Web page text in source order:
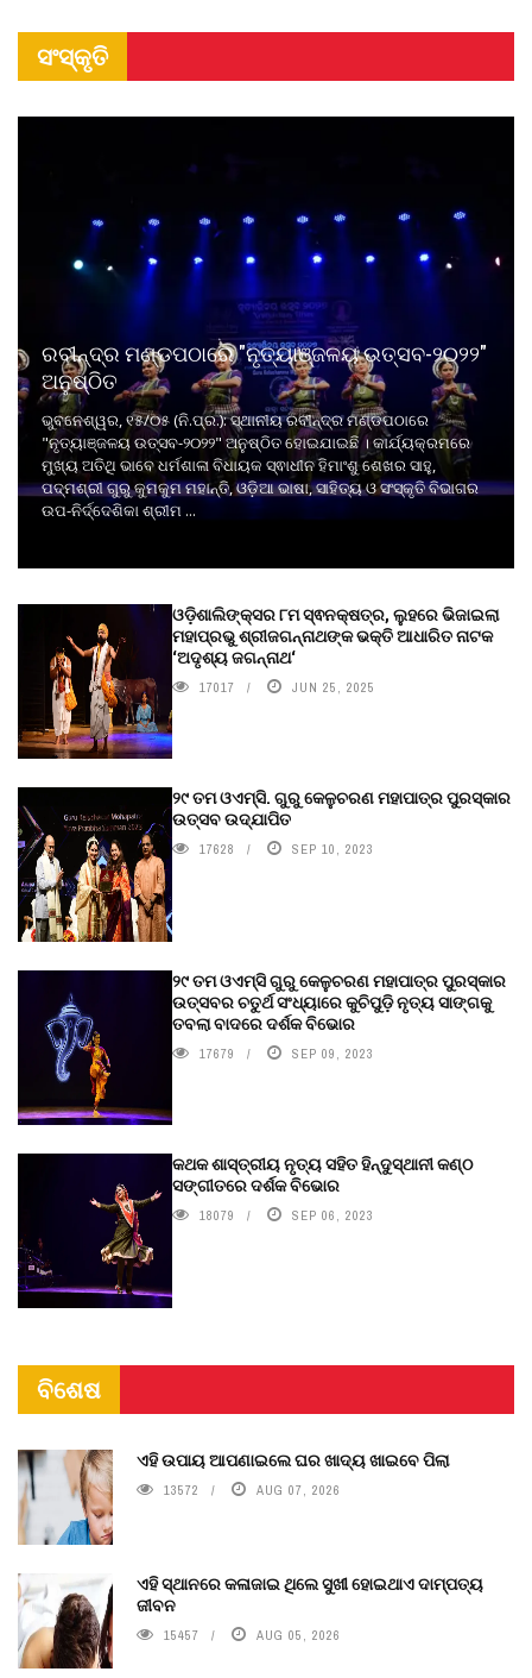
ସଂସ୍କୃତି
ରବୀନ୍ଦ୍ର ମଣ୍ଡପଠାରେ "ନୃତ୍ୟାଞ୍ଜଳୟ ଉତ୍ସବ-୨୦୨୨"
ଅନୁଷ୍ଠିତ
ଭୁବନେଶ୍ୱର, ୧୫/୦୫ (ନି.ପ୍ର.): ସ୍ଥାନୀୟ ରବୀନ୍ଦ୍ର ମଣ୍ଡପଠାରେ
"ନୃତ୍ୟାଞ୍ଜଳୟ ଉତ୍ସବ-୨୦୨୨" ଅନୁଷ୍ଠିତ ହୋଇଯାଇଛି । କାର୍ଯ୍ୟକ୍ରମରେ
ମୁଖ୍ୟ ଅତିଥି ଭାବେ ଧର୍ମଶାଳା ବିଧାୟକ ସ୍ଵାଧୀନ ହିମାଂଶୁ ଶେଖର ସାହୁ,
ପଦ୍ମଶ୍ରୀ ଗୁରୁ କୁମକୁମ ମହାନ୍ତି, ଓଡ଼ିଆ ଭାଷା, ସାହିତ୍ୟ ଓ ସଂସ୍କୃତି ବିଭାଗର
ଉପ-ନିର୍ଦ୍ଦେଶିକା ଶ୍ରୀମ ...
ଓଡ଼ିଶାଲିଙ୍କ୍ସର ୮ମ ସ୍ଵନକ୍ଷତ୍ର, ଲୁହରେ ଭିଜାଇଲା
ମହାପ୍ରଭୁ ଶ୍ରୀଜଗନ୍ନାଥଙ୍କ ଭକ୍ତି ଆଧାରିତ ନାଟକ
‘ଅଦୃଶ୍ୟ ଜଗନ୍ନାଥ‘
17017 JUN 25, 2025
୨୯ ତମ ଓଏମ୍‌ସି. ଗୁରୁ କେଳୁଚରଣ ମହାପାତ୍ର ପୁରସ୍କାର
ଉତ୍ସବ ଉଦ୍‍ଯାପିତ
17628 SEP 10, 2023
୨୯ ତମ ଓଏମ୍‌ସି ଗୁରୁ କେଳୁଚରଣ ମହାପାତ୍ର ପୁରସ୍କାର
ଉତ୍ସବର ଚତୁର୍ଥ ସଂଧ୍ୟାରେ କୁଚିପୁଡ଼ି ନୃତ୍ୟ ସାଙ୍ଗକୁ
ତବଲା ବାଦରେ ଦର୍ଶକ ବିଭୋର
17679 SEP 09, 2023
କଥକ ଶାସ୍ତ୍ରୀୟ ନୃତ୍ୟ ସହିତ ହିନ୍ଦୁସ୍ଥାନୀ କଣ୍ଠ
ସଙ୍ଗୀତରେ ଦର୍ଶକ ବିଭୋର
18079 SEP 06, 2023
ବିଶେଷ
ଏହି ଉପାୟ ଆପଣାଇଲେ ଘର ଖାଦ୍ୟ ଖାଇବେ ପିଲା
13572 AUG 07, 2026
ଏହି ସ୍ଥାନରେ କଳାଜାଇ ଥିଲେ ସୁଖୀ ହୋଇଥାଏ ଦାମ୍ପତ୍ୟ
ଜୀବନ
15457 AUG 05, 2026